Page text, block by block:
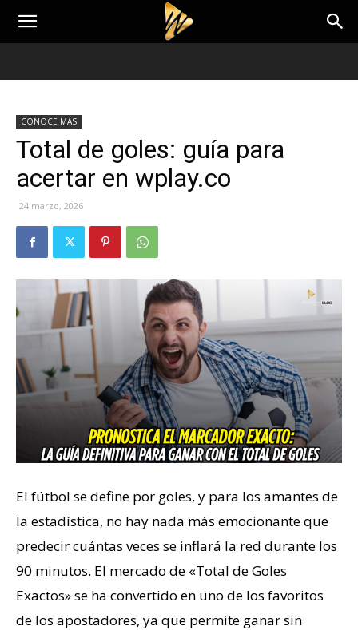
CONOCE MÁS
Total de goles: guía para
acertar en wplay.co
24 marzo, 2026
El fútbol se define por goles, y para los amantes de
la estadística, no hay nada más emocionante que
predecir cuántas veces se inflará la red durante los
90 minutos. El mercado de «Total de Goles
Exactos» se ha convertido en uno de los favoritos
de los apostadores, ya que permite ganar sin